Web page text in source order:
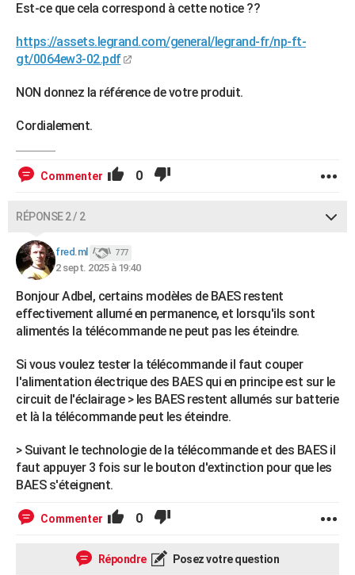
Bricolage
Lifestyle
Culture
Sport
Auto
Television
Voyage
Cinema
Est-ce que cela correspond à cette notice ??
https://assets.legrand.com/general/legrand-fr/np-ft-
gt/0064ew3-02.pdf
NON donnez la référence de votre produit.
Cordialement.
Commenter 0
RÉPONSE 2 / 2
fred.ml 777
2 sept. 2025 à 19:40
Bonjour Adbel, certains modèles de BAES restent
effectivement allumé en permanence, et lorsqu'ils sont
alimentés la télécommande ne peut pas les éteindre.
Si vous voulez tester la télécommande il faut couper
l'alimentation électrique des BAES qui en principe est sur le
circuit de l'éclairage > les BAES restent allumés sur batterie
et là la télécommande peut les éteindre.
> Suivant le technologie de la télécommande et des BAES il
faut appuyer 3 fois sur le bouton d'extinction pour que les
BAES s'éteignent.
Commenter 0
Répondre Posez votre question